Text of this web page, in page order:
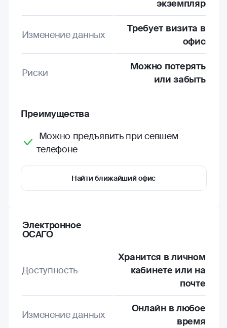
экземпляр
Изменение данных
Требует визита в
офис
Риски
Можно потерять
или забыть
Преимущества
Можно предъявить при севшем
телефоне
Найти ближайший офис
Электронное
ОСАГО
Доступность
Хранится в личном
кабинете или на
почте
Изменение данных
Онлайн в любое
время